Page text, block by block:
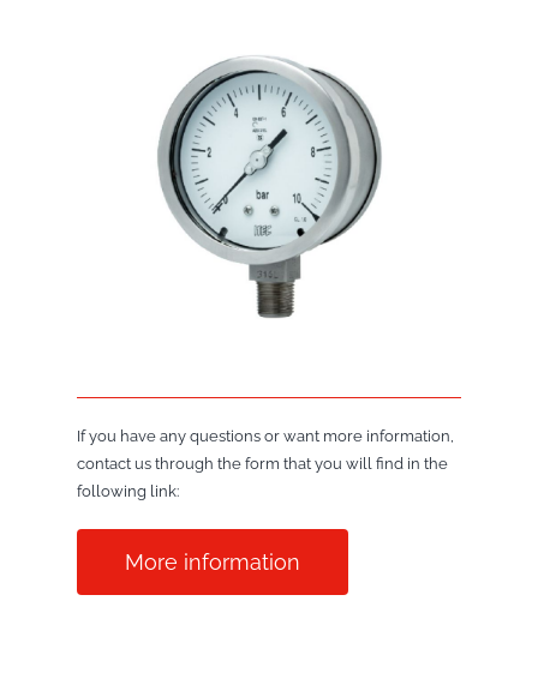
If you have any questions or want more information,
contact us through the form that you will find in the
following link:
More information